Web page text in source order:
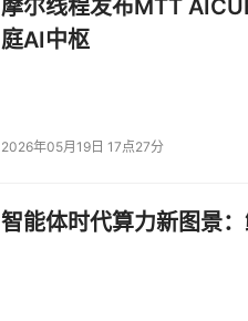
摩尔线程发布MTT
庭AI中枢
2026年05月19日 17点27分
智能体时代算力新图景